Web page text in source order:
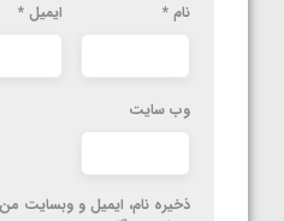
نام * ایمیل *
وب‌ سایت
ذخیره نام، ایمیل و وبسایت من